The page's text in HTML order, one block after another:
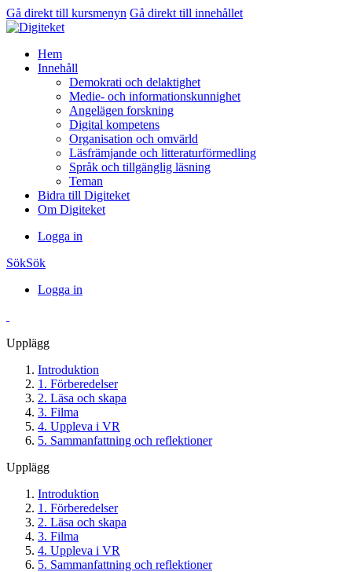
Gå direkt till kursmenyn Gå direkt till innehållet
Hem
Innehåll
Demokrati och delaktighet
Medie- och informationskunnighet
Angelägen forskning
Digital kompetens
Organisation och omvärld
Läsfrämjande och litteraturförmedling
Språk och tillgänglig läsning
Teman
Bidra till Digiteket
Om Digiteket
Logga in
SökSök
Logga in
Upplägg
Introduktion
1. Förberedelser
2. Läsa och skapa
3. Filma
4. Uppleva i VR
5. Sammanfattning och reflektioner
Upplägg
Introduktion
1. Förberedelser
2. Läsa och skapa
3. Filma
4. Uppleva i VR
5. Sammanfattning och reflektioner